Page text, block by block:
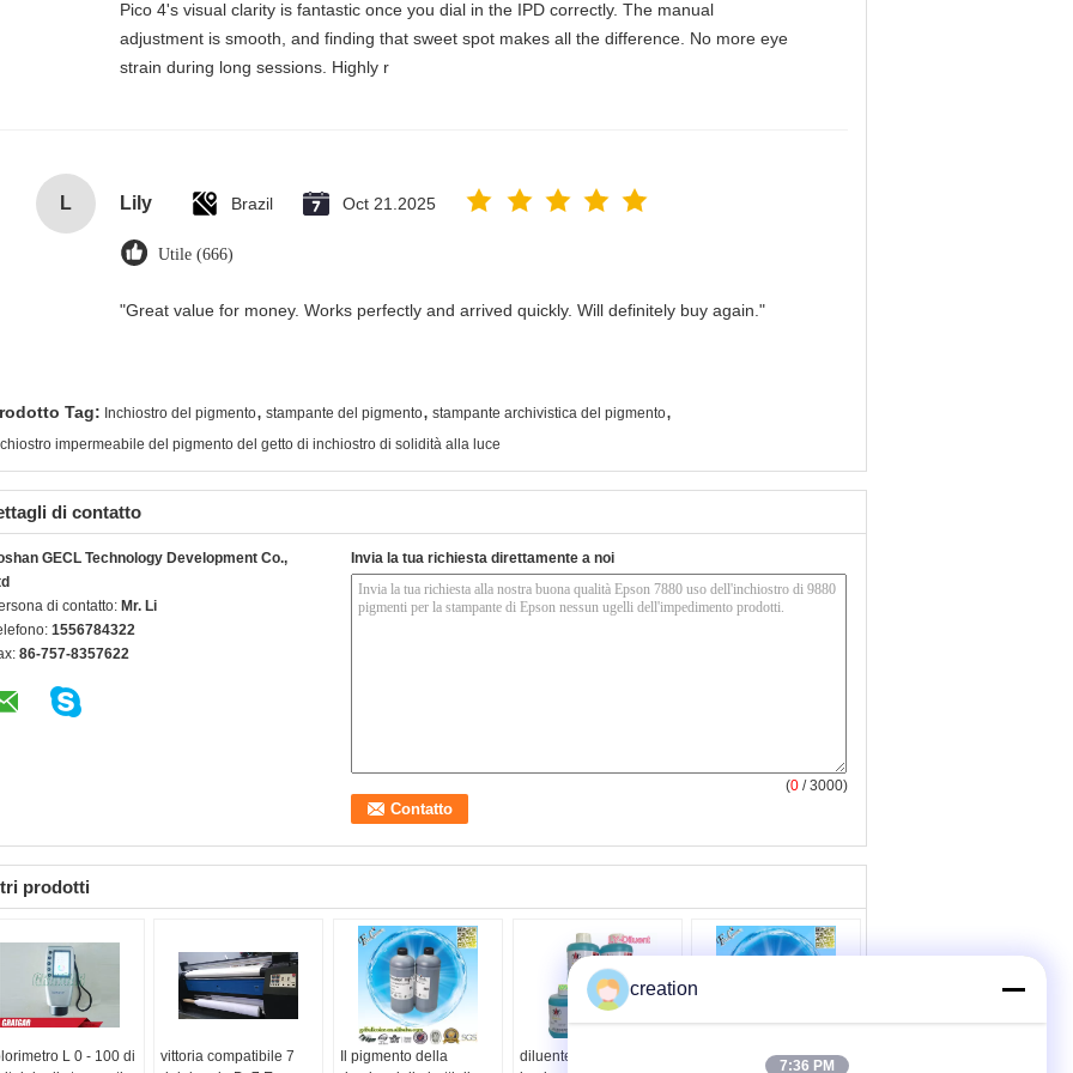
Pico 4's visual clarity is fantastic once you dial in the IPD correctly. The manual
adjustment is smooth, and finding that sweet spot makes all the difference. No more eye
strain during long sessions. Highly r
L Lily Brazil Oct 21.2025
Utile (666)
"Great value for money. Works perfectly and arrived quickly. Will definitely buy again."
Tag: Inchiostro del pigmento, stampante del pigmento, stampante archivistica del pigmento,
impermeabile del pigmento del getto di inchiostro di solidità alla luce
di contatto
GECL Technology Development Co.,
di contatto: Mr. Li
1556784322
86-757-8357622
Invia la tua richiesta direttamente a noi
(0 / 3000)
prodotti
L 0 - 100 di
vittoria compatibile 7
Il pigmento della
diluente di facile
Inchiostro a base
creation
7:36 PM